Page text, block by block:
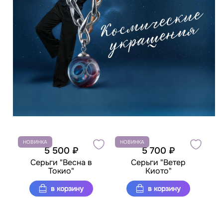
НОВИНКА
5 500 ₽
Серьги "Весна в
Токио"
в корзину
НОВИНКА
5 700 ₽
Серьги "Ветер
Киото"
в корзину